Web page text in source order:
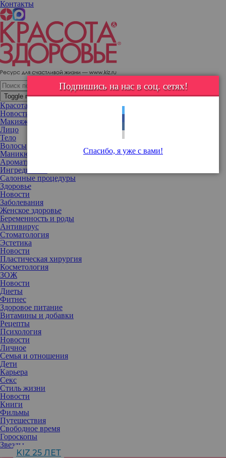
Контакты
Toggle navigation
Красота
Новости
Макияж
Лицо
Тело
Волосы
Маникюр
Ароматы
Ингредиенты
Салонные процедуры
Здоровье
Новости
Заболевания
Женское здоровье
Беременность и роды
Антивирус
Стоматология
Эстетика
Новости
Пластическая хирургия
Косметология
ЗОЖ
Новости
Диеты
Фитнес
Здоровое питание
Витамины и добавки
Рецепты
Психология
Новости
Личное
Семья и отношения
Дети
Карьера
Секс
Стиль жизни
Новости
Книги
Фильмы
Путешествия
Свободное время
Гороскопы
Звезды
KIZ 25 ЛЕТ
Подпишись на нас в соц. сетях!
Спасибо, я уже с вами!
Адель опять похудела (ее просто не узнать на новом фото)
Адель начала худеть в прошлом году и давно не выкладывала
фото. Изменения впечатляют.
Год назад, в апреле 2019 года, Адель развелась со своим мужем,
что повлияло на ее внешний вид. Стресс и желание взять свою
жизнь под контроль привели ее к новой схеме питания и потере
веса.